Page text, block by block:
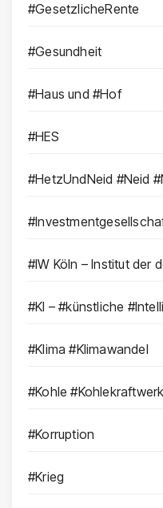
#GesetzlicheRente
#Gesundheit
#Haus und #Hof
#HES
#HetzUndNeid #Neid
#IW Köln – Institut der
#KI – #künstliche
#Klima #Klimawandel
#Kohle
#Korruption
#Krieg